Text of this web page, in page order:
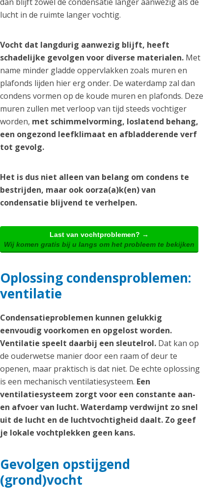
lucht in de ruimte langer vochtig.
Vocht dat langdurig aanwezig blijft, heeft
schadelijke gevolgen voor diverse materialen. Met
name minder gladde oppervlakken zoals muren en
plafonds lijden hier erg onder. De waterdamp zal dan
condens vormen op de koude muren en plafonds. Deze
muren zullen met verloop van tijd steeds vochtiger
worden, met schimmelvorming, loslatend behang,
een ongezond leefklimaat en afbladderende verf
tot gevolg.
Het is dus niet alleen van belang om condens te
bestrijden, maar ook oorza(a)k(en) van
condensatie blijvend te verhelpen.
Last van vochtproblemen? →
Wij komen gratis bij u langs om het probleem te bekijken
Oplossing condensproblemen:
ventilatie
Condensatieproblemen kunnen gelukkig
eenvoudig voorkomen en opgelost worden.
Ventilatie speelt daarbij een sleutelrol. Dat kan op
de ouderwetse manier door een raam of deur te
openen, maar praktisch is dat niet. De echte oplossing
is een mechanisch ventilatiesysteem. Een
ventilatiesysteem zorgt voor een constante aan-
en afvoer van lucht. Waterdamp verdwijnt zo snel
uit de lucht en de luchtvochtigheid daalt. Zo geef
je lokale vochtplekken geen kans.
Gevolgen opstijgend
(grond)vocht